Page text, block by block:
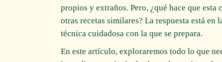
propios y extraños. Pero, ¿qué hace que esta
otras recetas similares? La respuesta está
técnica cuidadosa con la que se prepara.
En este artículo, exploraremos todo lo que